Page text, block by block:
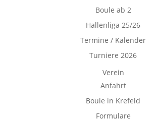
Boule ab 2
Hallenliga 25/26
Termine / Kalender
Turniere 2026
Verein
Anfahrt
Boule in Krefeld
Formulare